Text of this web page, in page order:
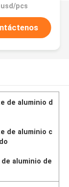
usd/pcs
de aluminio d
de aluminio c
aluminio de